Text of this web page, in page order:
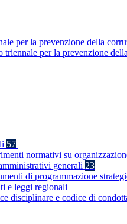
per la prevenzione della
triennale per la prevenzione
57
normativi su
generali 23
di programmazione
e leggi regionali
disciplinare e codice di